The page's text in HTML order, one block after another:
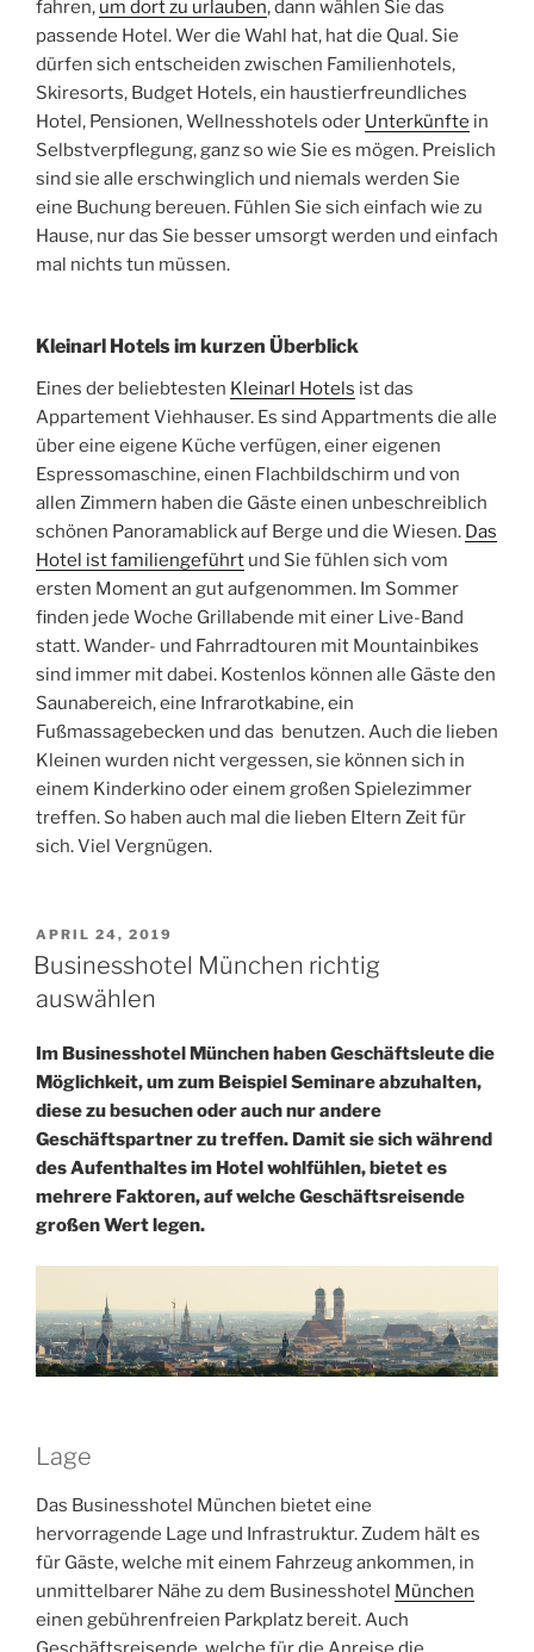
fahren, um dort zu urlauben, dann wählen Sie das
passende Hotel. Wer die Wahl hat, hat die Qual. Sie
dürfen sich entscheiden zwischen Familienhotels,
Skiresorts, Budget Hotels, ein haustierfreundliches
Hotel, Pensionen, Wellnesshotels oder Unterkünfte in
Selbstverpflegung, ganz so wie Sie es mögen. Preislich
sind sie alle erschwinglich und niemals werden Sie
eine Buchung bereuen. Fühlen Sie sich einfach wie zu
Hause, nur das Sie besser umsorgt werden und einfach
mal nichts tun müssen.
Kleinarl Hotels im kurzen Überblick
Eines der beliebtesten Kleinarl Hotels ist das
Appartement Viehhauser. Es sind Appartments die alle
über eine eigene Küche verfügen, einer eigenen
Espressomaschine, einen Flachbildschirm und von
allen Zimmern haben die Gäste einen unbeschreiblich
schönen Panoramablick auf Berge und die Wiesen. Das
Hotel ist familiengeführt und Sie fühlen sich vom
ersten Moment an gut aufgenommen. Im Sommer
finden jede Woche Grillabende mit einer Live-Band
statt. Wander- und Fahrradtouren mit Mountainbikes
sind immer mit dabei. Kostenlos können alle Gäste den
Saunabereich, eine Infrarotkabine, ein
Fußmassagebecken und das benutzen. Auch die lieben
Kleinen wurden nicht vergessen, sie können sich in
einem Kinderkino oder einem großen Spielezimmer
treffen. So haben auch mal die lieben Eltern Zeit für
sich. Viel Vergnügen.
VERÖFFENTLICHT
AM
APRIL 24, 2019
Businesshotel München richtig
auswählen
Im Businesshotel München haben Geschäftsleute die
Möglichkeit, um zum Beispiel Seminare abzuhalten,
diese zu besuchen oder auch nur andere
Geschäftspartner zu treffen. Damit sie sich während
des Aufenthaltes im Hotel wohlfühlen, bietet es
mehrere Faktoren, auf welche Geschäftsreisende
großen Wert legen.
Lage
Das Businesshotel München bietet eine
hervorragende Lage und Infrastruktur. Zudem hält es
für Gäste, welche mit einem Fahrzeug ankommen, in
unmittelbarer Nähe zu dem Businesshotel München
einen gebührenfreien Parkplatz bereit. Auch